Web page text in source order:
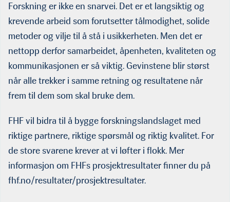
Forskning er ikke en snarvei. Det er et langsiktig og
krevende arbeid som forutsetter tålmodighet, solide
metoder og vilje til å stå i usikkerheten. Men det er
nettopp derfor samarbeidet, åpenheten, kvaliteten og
kommunikasjonen er så viktig. Gevinstene blir størst
når alle trekker i samme retning og resultatene når
frem til dem som skal bruke dem.
FHF vil bidra til å bygge forskningslandslaget med
riktige partnere, riktige spørsmål og riktig kvalitet. For
de store svarene krever at vi løfter i flokk. Mer
informasjon om FHFs prosjektresultater finner du på
fhf.no/resultater/prosjektresultater.